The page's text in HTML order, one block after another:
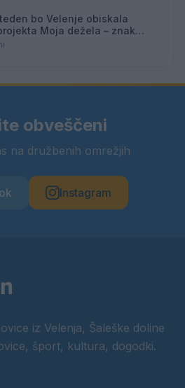
bo Velenje obiskala
Moja dežela – znak
obveščeni
na družbenih omrežjih
Instagram
iz Velenja, Šaleške doline
šport, kultura, dogodki.